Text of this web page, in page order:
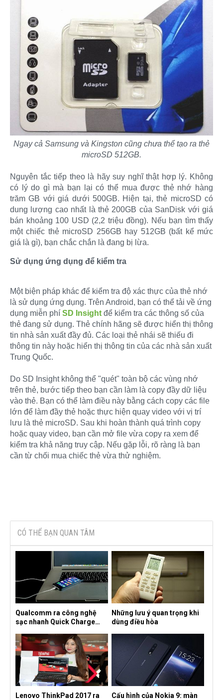
Ngay cả Samsung và Kingston cũng chưa thể tạo ra thẻ
microSD 512GB.
Nguyên tắc tiếp theo là hãy suy nghĩ thật hợp lý. Không
có lý do gì mà bạn lại có thể mua được thẻ nhớ hàng
trăm GB với giá dưới 500GB. Hiện tại, thẻ microSD có
dung lượng cao nhất là thẻ 200GB của SanDisk với giá
bán khoảng 100 USD (2,2 triệu đồng). Nếu bạn tìm thấy
một chiếc thẻ microSD 256GB hay 512GB (bất kể mức
giá là gì), bạn chắc chắn là đang bị lừa.
Sử dụng ứng dụng để kiểm tra
Một biện pháp khác để kiểm tra độ xác thực của thẻ nhớ
là sử dụng ứng dụng. Trên Android, bạn có thể tải về ứng
dụng miễn phí SD Insight để kiểm tra các thông số của
thẻ đang sử dụng. Thẻ chính hãng sẽ được hiển thị thông
tin nhà sản xuất đầy đủ. Các loại thẻ nhái sẽ thiếu đi
thông tin này hoặc hiển thị thông tin của các nhà sản xuất
Trung Quốc.
Do SD Insight không thể "quét" toàn bộ các vùng nhớ
trên thẻ, bước tiếp theo bạn cần làm là copy đầy dữ liệu
vào thẻ. Bạn có thể làm điều này bằng cách copy các file
lớn để làm đầy thẻ hoặc thực hiện quay video với vị trí
lưu là thẻ microSD. Sau khi hoàn thành quá trình copy
hoặc quay video, bạn cần mở file vừa copy ra xem để
kiểm tra khả năng truy cập. Nếu gặp lỗi, rõ ràng là bạn
cần từ chối mua chiếc thẻ vừa thử nghiệm.
CÓ THỂ BẠN QUAN TÂM
Qualcomm ra công nghệ
sạc nhanh Quick Charge
Những lưu ý quan trọng khi
dùng điều hòa
Lenovo ThinkPad 2017 ra Cấu hình của Nokia 9: màn